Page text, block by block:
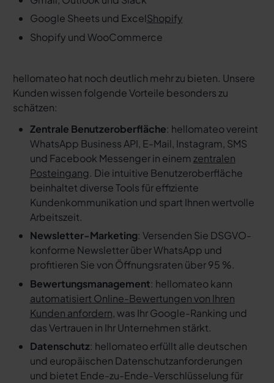
Google Sheets und ExcelShopify
Shopify und WooCommerce
hellomateo hat noch deutlich mehr zu bieten. Unsere
Kunden wissen folgende Vorteile besonders zu
schätzen:
Zentrale Benutzeroberfläche: hellomateo vereint
WhatsApp Business API, E-Mail, Instagram, SMS
und Facebook Messenger in einem zentralen
Posteingang. Die intuitive Benutzeroberfläche
beinhaltet diverse Tools für effiziente
Kundenkommunikation und spart Ihnen wertvolle
Arbeitszeit.
Newsletter-Marketing: Versenden Sie DSGVO-
konforme Newsletter über WhatsApp und
profitieren Sie von Öffnungsraten über 95 %.
Bewertungsmanagement: hellomateo kann
automatisiert Online-Bewertungen von Ihren
Kunden anfordern, was Ihr Google-Ranking und
das Vertrauen in Ihr Unternehmen stärkt.
Datenschutz: hellomateo erfüllt alle deutschen
und europäischen Datenschutzanforderungen
und bietet Ende-zu-Ende-Verschlüsselung für